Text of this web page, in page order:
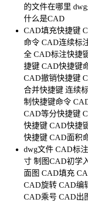
的文件在哪里
什么是CAD
CAD填充快捷键
命令 CAD连续标
全 CAD标注快捷
捷键 CAD快捷键
CAD撤销快捷键
合并快捷键 连续
制快捷键命令
CAD等分快捷键
快捷键 CAD快捷
快捷键 CAD面积
dwg文件 CAD标注
寸 制图CAD初学
面图 CAD填充
CAD旋转 CAD编
CAD乘号 CAD出